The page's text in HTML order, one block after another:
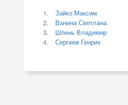
Зайко Максим
Ванина Светлана
Шпень Владимир
Сергеев Генрих